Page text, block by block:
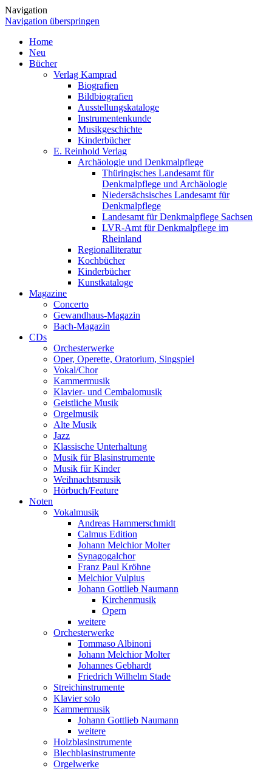
Navigation
Navigation überspringen
Home
Neu
Bücher
Verlag Kamprad
Biografien
Bildbiografien
Ausstellungskataloge
Instrumentenkunde
Musikgeschichte
Kinderbücher
E. Reinhold Verlag
Archäologie und Denkmalpflege
Thüringisches Landesamt für
Denkmalpflege und Archäologie
Niedersächsisches Landesamt für
Denkmalpflege
Landesamt für Denkmalpflege Sachsen
LVR-Amt für Denkmalpflege im
Rheinland
Regionalliteratur
Kochbücher
Kinderbücher
Kunstkataloge
Magazine
Concerto
Gewandhaus-Magazin
Bach-Magazin
CDs
Orchesterwerke
Oper, Operette, Oratorium, Singspiel
Vokal/Chor
Kammermusik
Klavier- und Cembalomusik
Geistliche Musik
Orgelmusik
Alte Musik
Jazz
Klassische Unterhaltung
Musik für Blasinstrumente
Musik für Kinder
Weihnachtsmusik
Hörbuch/Feature
Noten
Vokalmusik
Andreas Hammerschmidt
Calmus Edition
Johann Melchior Molter
Synagogalchor
Franz Paul Kröhne
Melchior Vulpius
Johann Gottlieb Naumann
Kirchenmusik
Opern
weitere
Orchesterwerke
Tommaso Albinoni
Johann Melchior Molter
Johannes Gebhardt
Friedrich Wilhelm Stade
Streichinstrumente
Klavier solo
Kammermusik
Johann Gottlieb Naumann
weitere
Holzblasinstrumente
Blechblasinstrumente
Orgelwerke